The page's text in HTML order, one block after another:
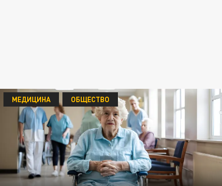
МЕДИЦИНА ОБЩЕСТВО